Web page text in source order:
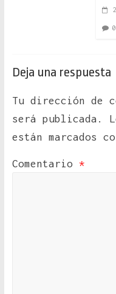
0
Deja una respuesta
Tu dirección de
será publicada.
están marcados
Comentario *